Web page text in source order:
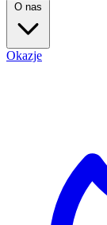
O nas
Okazje